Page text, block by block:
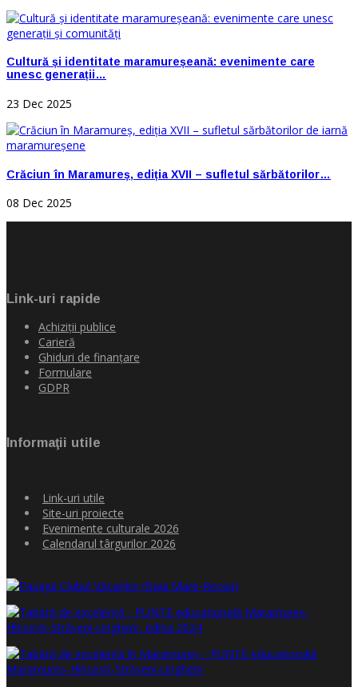
Cultură și identitate maramureșeană: evenimente care
unesc generații…
23 Dec 2025
Crăciun în Maramureș, ediția XVII – sufletul sărbătorilor…
08 Dec 2025
Link-uri rapide
Achiziţii publice
Carieră
Ghiduri de finanţare
Formulare
GDPR
Informaţii utile
Link-uri utile
Site-uri proiecte
Evenimente culturale 2026
Calendarul târgurilor 2026